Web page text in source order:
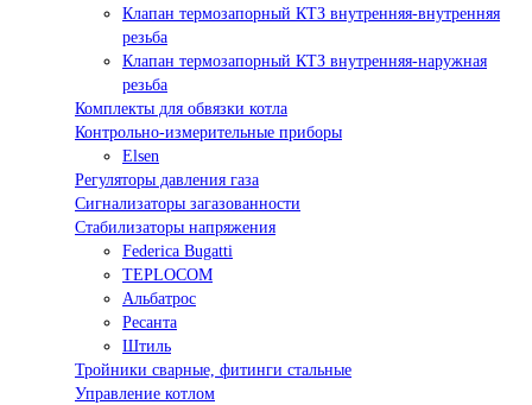
Клапан термозапорный КТЗ внутренняя-внутренняя
резьба
Клапан термозапорный КТЗ внутренняя-наружная
резьба
Комплекты для обвязки котла
Контрольно-измерительные приборы
Elsen
Регуляторы давления газа
Сигнализаторы загазованности
Стабилизаторы напряжения
Federica Bugatti
TEPLOCOM
Альбатрос
Ресанта
Штиль
Тройники сварные, фитинги стальные
Управление котлом